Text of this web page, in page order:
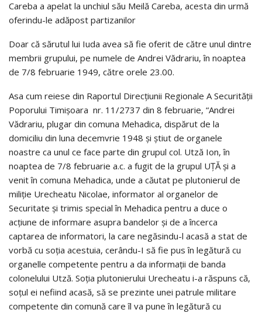
Careba a apelat la unchiul său Meilă Careba, acesta din urmă
oferindu-le adăpost partizanilor
Doar că sărutul lui Iuda avea să fie oferit de către unul dintre
membrii grupului, pe numele de Andrei Vădrariu, în noaptea
de 7/8 februarie 1949, către orele 23.00.
Asa cum reiese din Raportul Direcțiunii Regionale A Securității
Poporului Timișoara nr. 11/2737 din 8 februarie, “Andrei
Vădrariu, plugar din comuna Mehadica, dispărut de la
domiciliu din luna decemvrie 1948 și știut de organele
noastre ca unul ce face parte din grupul col. Utză Ion, în
noaptea de 7/8 februarie a.c. a fugit de la grupul UȚĂ și a
venit în comuna Mehadica, unde a căutat pe plutonierul de
miliție Urecheatu Nicolae, informator al organelor de
Securitate și trimis special în Mehadica pentru a duce o
acțiune de informare asupra bandelor și de a încerca
captarea de informatori, la care negăsindu-l acasă a stat de
vorbă cu soția acestuia, cerându-I să fie pus în legătură cu
organelle competente pentru a da informații de banda
colonelului Utză. Soția plutonierului Urecheatu i-a răspuns că,
soțul ei nefiind acasă, să se prezinte unei patrule militare
competente din comună care îl va pune în legătură cu